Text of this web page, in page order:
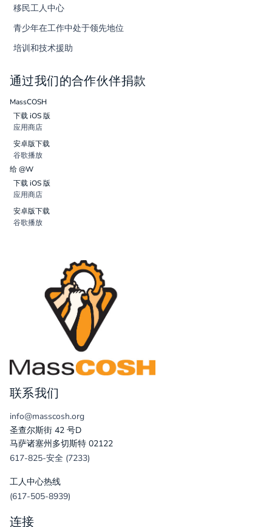
移民工人中心
青少年在工作中处于领先地位
培训和技术援助
通过我们的合作伙伴捐款
MassCOSH
下载 iOS 版
应用商店
安卓版下载
谷歌播放
给 @W
下载 iOS 版
应用商店
安卓版下载
谷歌播放
联系我们
info@masscosh.org
圣查尔斯街 42 号D
马萨诸塞州多切斯特 02122
617-825-安全 (7233)
工人中心热线
(617-505-8939)
连接